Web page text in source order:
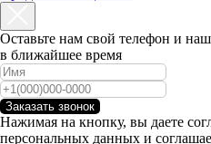
Оставьте нам свой телефон и
в ближайшее время
Заказать звонок
Нажимая на кнопку, вы даете
персональных данных и